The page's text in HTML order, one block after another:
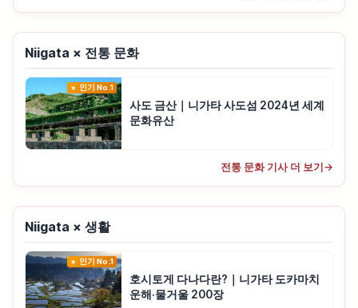
Niigata × 전통 문화
인기 No.1
사도 금산｜니가타 사도섬 2024년 세계
문화유산
전통 문화 기사 더 보기 →
Niigata × 생활
인기 No.1
호시토게 다나다란?｜니가타 도카마치
운해·물거울 200장